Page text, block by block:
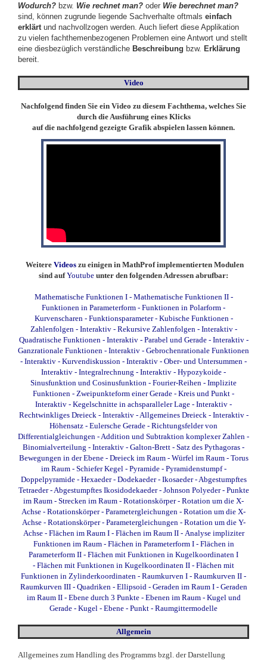
Wodurch? bzw. Wie rechnet man? oder Wie berechnet man?
sind, können zugrunde liegende Sachverhalte oftmals einfach
erklärt und nachvollzogen werden. Auch liefert diese Applikation
zu vielen fachthemenbezogenen Problemen eine Antwort und stellt
eine diesbezüglich verständliche Beschreibung bzw. Erklärung
bereit.
Video
Nachfolgend finden Sie ein Video zu diesem Fachthema, welches Sie
durch die Ausführung eines Klicks
auf die nachfolgend gezeigte Grafik abspielen lassen können.
Weitere Videos zu einigen in MathProf implementierten Modulen
sind aufYoutube unter den folgenden Adressen abrufbar:
Mathematische Funktionen I- Mathematische Funktionen II-
Funktionen in Parameterform - Funktionen in Polarform -
Kurvenscharen - Funktionsparameter- Kubische Funktionen -
Zahlenfolgen - Interaktiv- Rekursive Zahlenfolgen - Interaktiv-
Quadratische Funktionen - Interaktiv- Parabel und Gerade - Interaktiv-
Ganzrationale Funktionen - Interaktiv - Gebrochenrationale Funktionen
- Interaktiv - Kurvendiskussion - Interaktiv - Ober- und Untersummen -
Interaktiv - Integralrechnung - Interaktiv - Hypozykoide -
Sinusfunktion und Cosinusfunktion - Fourier-Reihen - Implizite
Funktionen - Zweipunkteform einer Gerade - Kreis und Punkt -
Interaktiv - Kegelschnitte in achsparalleler Lage - Interaktiv -
Rechtwinkliges Dreieck - Interaktiv- Allgemeines Dreieck - Interaktiv-
Höhensatz - Eulersche Gerade - Richtungsfelder von
Differentialgleichungen - Addition und Subtraktion komplexer Zahlen -
Binomialverteilung - Interaktiv - Galton-Brett - Satz des Pythagoras -
Bewegungen in der Ebene- Dreieck im Raum- Würfel im Raum- Torus
im Raum- Schiefer Kegel - Pyramide- Pyramidenstumpf-
Doppelpyramide- Hexaeder- Dodekaeder- Ikosaeder- Abgestumpftes
Tetraeder- Abgestumpftes Ikosidodekaeder- Johnson Polyeder- Punkte
im Raum - Strecken im Raum - Rotationskörper - Rotation um die X-
Achse - Rotationskörper - Parametergleichungen - Rotation um die X-
Achse- Rotationskörper - Parametergleichungen - Rotation um die Y-
Achse- Flächen im Raum I- Flächen im Raum II- Analyse impliziter
Funktionen im Raum- Flächen in Parameterform I- Flächen in
Parameterform II - Flächen mit Funktionen in Kugelkoordinaten I
- Flächen mit Funktionen in Kugelkoordinaten II - Flächen mit
Funktionen in Zylinderkoordinaten - Raumkurven I - Raumkurven II -
Raumkurven III- Quadriken - Ellipsoid - Geraden im Raum I- Geraden
im Raum II- Ebene durch 3 Punkte- Ebenen im Raum- Kugel und
Gerade - Kugel - Ebene - Punkt - Raumgittermodelle
Allgemein
Allgemeines zum Handling des Programms bzgl. der Darstellung